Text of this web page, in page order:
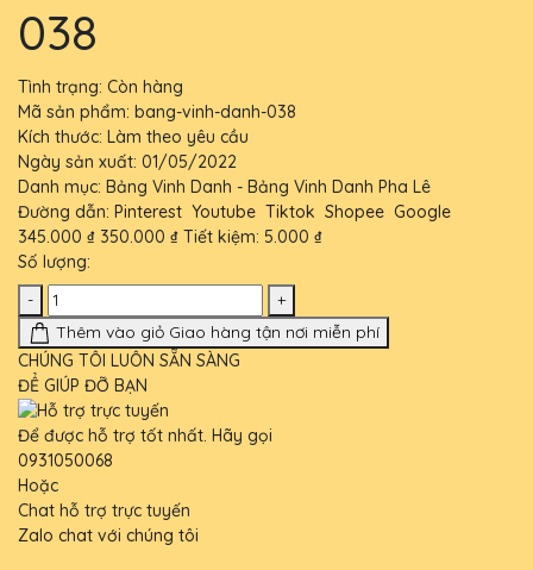
038
Tình trạng: Còn hàng
Mã sản phẩm: bang-vinh-danh-038
Kích thước: Làm theo yêu cầu
Ngày sản xuất: 01/05/2022
Danh mục: Bảng Vinh Danh - Bảng Vinh Danh Pha Lê
Đường dẫn: Pinterest Youtube Tiktok Shopee Google
345.000 ₫ 350.000 ₫ Tiết kiệm: 5.000 ₫
Số lượng:
-
+
Thêm vào giỏ Giao hàng tận nơi miễn phí
CHÚNG TÔI LUÔN SẴN SÀNG
ĐỂ GIÚP ĐỠ BẠN
Để được hỗ trợ tốt nhất. Hãy gọi
0931050068
Hoặc
Chat hỗ trợ trực tuyến
Zalo chat với chúng tôi